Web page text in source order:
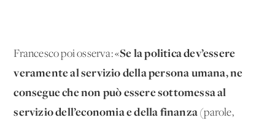
Francesco poi osserva: «Se la politica dev’essere
veramente al servizio della persona umana, ne
consegue che non può essere sottomessa al
servizio dell’economia e della finanza (parole,